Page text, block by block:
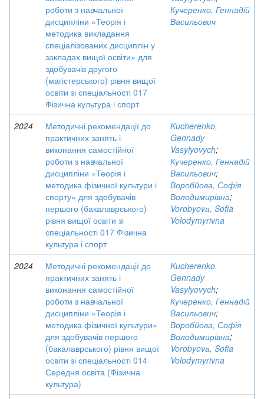
роботи з навчальної
дисципліни «Теорія і
методика викладання
спеціалізованих дисциплін у
закладах вищої освіти» для
здобувачів другого
(магістерського) рівня вищої
освіти зі спеціальності 017
Фізична культура і спорт
Кучеренко, Геннадій
Васильович
2024
Методичні рекомендації до
практичних занять і
виконання самостійної
роботи з навчальної
дисципліни «Теорія і
методика фізичної культури і
спорту» для здобувачів
першого (бакалаврського)
рівня вищої освіти зі
спеціальності 017 Фізична
культура і спорт
Kucherenko,
Gennady
Vasylyovych;
Кучеренко, Геннадій
Васильович;
Воробйова, Софія
Володимирівна;
Vorobyovа, Sofia
Volodymyrivna
2024
Методичні рекомендації до
практичних занять і
виконання самостійної
роботи з навчальної
дисципліни «Теорія і
методика фізичної культури»
для здобувачів першого
(бакалаврського) рівня вищої
освіти зі спеціальності 014
Середня освіта (Фізична
культура)
Kucherenko,
Gennady
Vasylyovych;
Кучеренко, Геннадій
Васильович;
Воробйова, Софія
Володимирівна;
Vorobyovа, Sofia
Volodymyrivna